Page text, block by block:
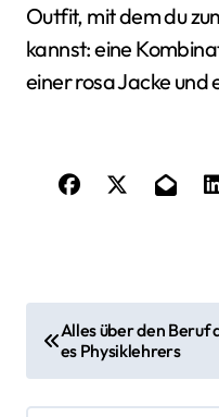
Outfit, mit dem du
kannst: eine
einer rosa Jacke und
e
Alles über den Beruf
es Physiklehrers